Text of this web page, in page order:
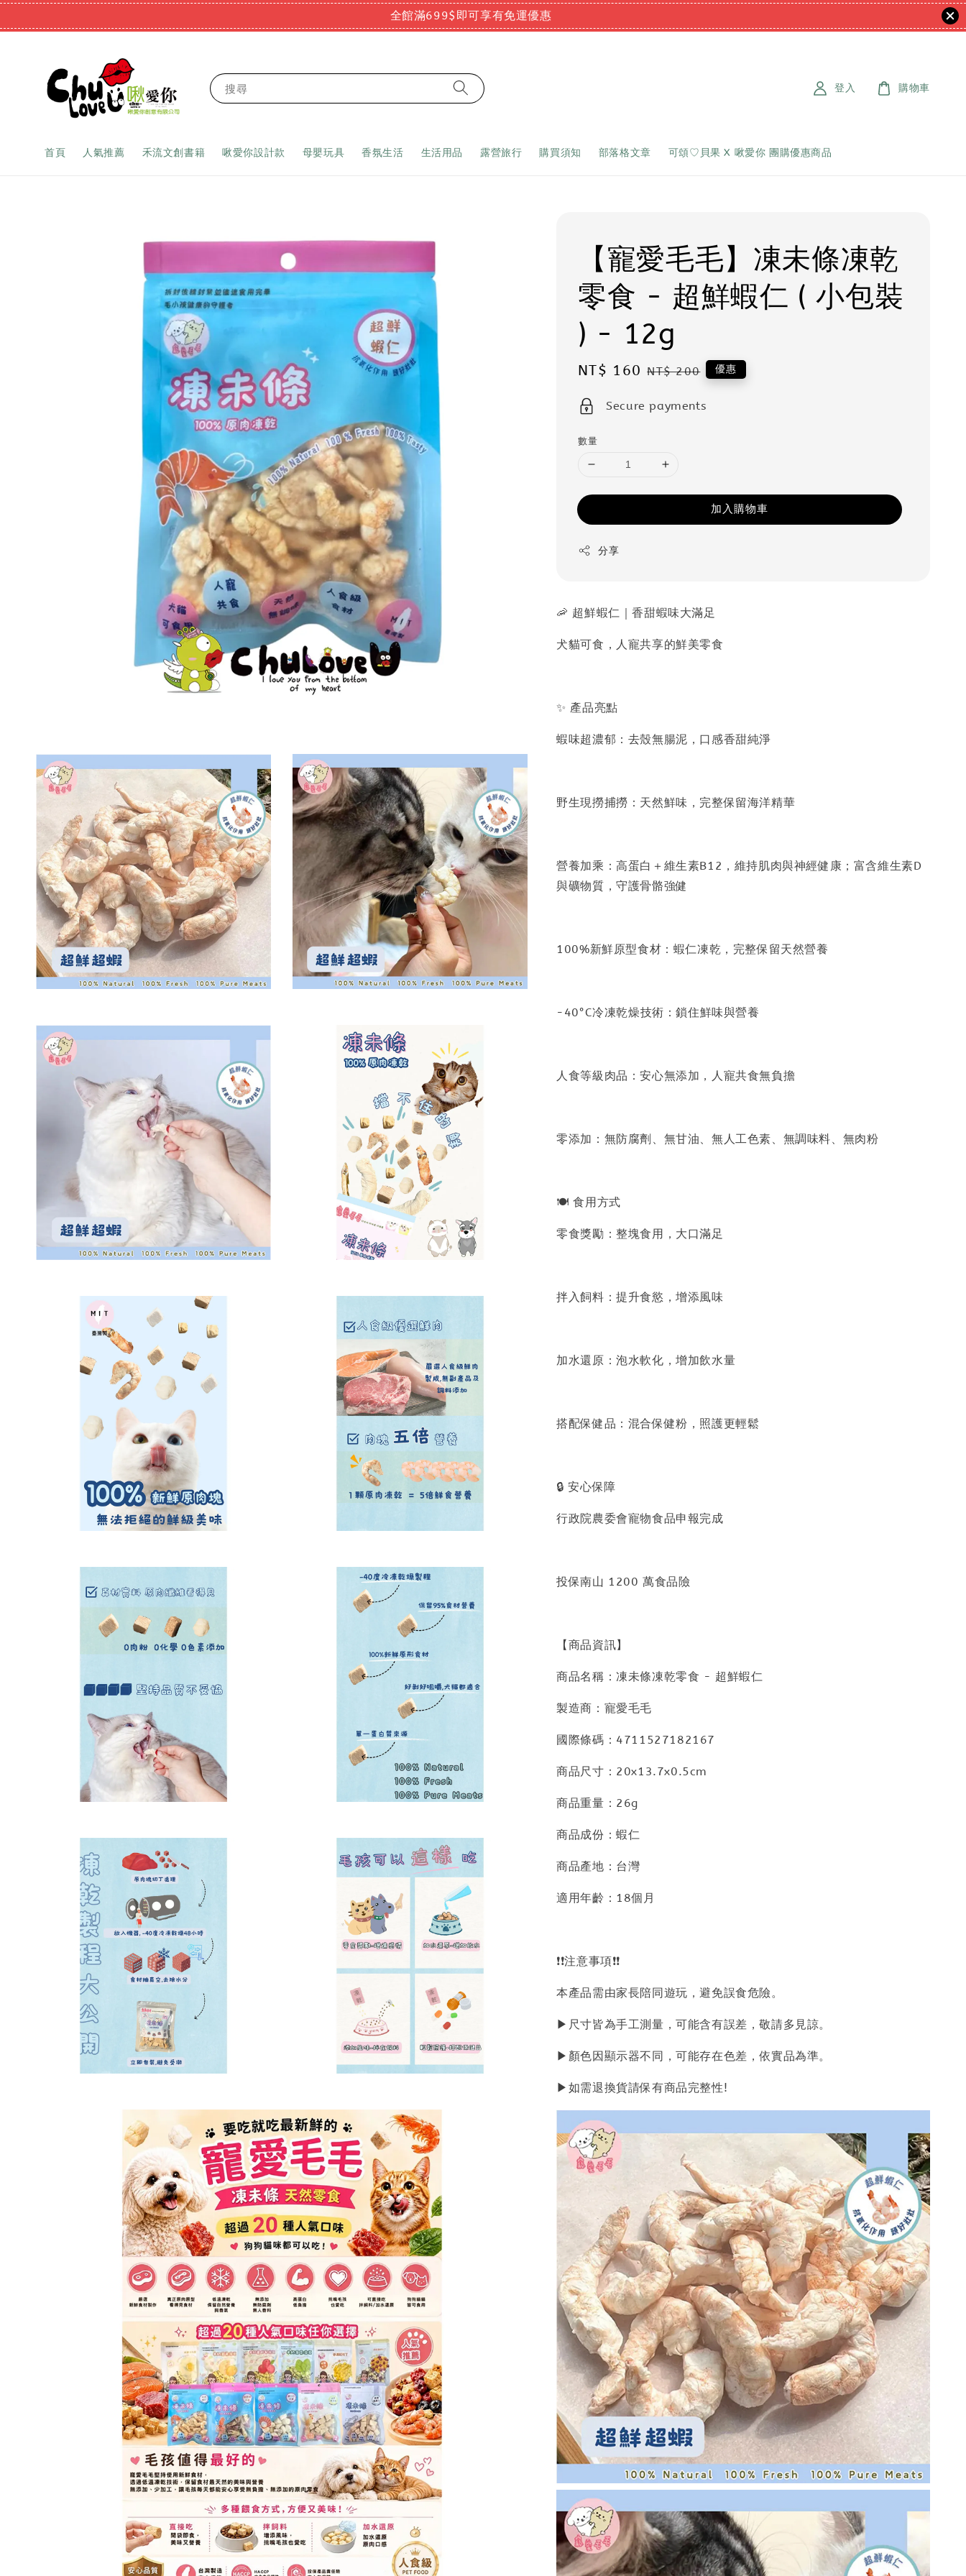
全館滿699$即可享有免運優惠
搜尋
首頁 人氣推薦 禾流文創書籍 啾愛你設計款 母嬰玩具 香氛生活 生活用品 露營旅行 購買須知 部落格文章 可頌♡貝果 X 啾愛你 團購優惠商品
登入 購物車
【寵愛毛毛】凍未條凍乾
零食 - 超鮮蝦仁 ( 小包裝
) - 12g
Sale
NT$ 160 Regular
NT$ 200 優惠
Secure payments
數量
加入購物車
分享
🦐 超鮮蝦仁｜香甜蝦味大滿足
犬貓可食，人寵共享的鮮美零食
✨ 產品亮點
蝦味超濃郁：去殼無腸泥，口感香甜純淨
野生現撈捕撈：天然鮮味，完整保留海洋精華
營養加乘：高蛋白＋維生素B12，維持肌肉與神經健康；富含維生素D
與礦物質，守護骨骼強健
100%新鮮原型食材：蝦仁凍乾，完整保留天然營養
-40°C冷凍乾燥技術：鎖住鮮味與營養
人食等級肉品：安心無添加，人寵共食無負擔
零添加：無防腐劑、無甘油、無人工色素、無調味料、無肉粉
🍽 食用方式
零食獎勵：整塊食用，大口滿足
拌入飼料：提升食慾，增添風味
加水還原：泡水軟化，增加飲水量
搭配保健品：混合保健粉，照護更輕鬆
🔒 安心保障
行政院農委會寵物食品申報完成
投保南山 1200 萬食品險
【商品資訊】
商品名稱：凍未條凍乾零食 - 超鮮蝦仁
製造商：寵愛毛毛
國際條碼：4711527182167
商品尺寸：20x13.7x0.5cm
商品重量：26g
商品成份：蝦仁
商品產地：台灣
適用年齡：18個月
❗❗注意事項❗❗
本產品需由家長陪同遊玩，避免誤食危險。
▶尺寸皆為手工測量，可能含有誤差，敬請多見諒。
▶顏色因顯示器不同，可能存在色差，依實品為準。
▶如需退換貨請保有商品完整性!